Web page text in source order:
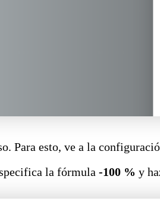
Para esto, ve a la
la fórmula -100 % y